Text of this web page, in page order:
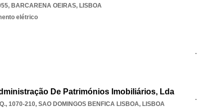
, BARCARENA OEIRAS, LISBOA
elétrico
De Patrimónios Imobiliários, Lda
1070-210, SAO DOMINGOS BENFICA LISBOA, LISBOA